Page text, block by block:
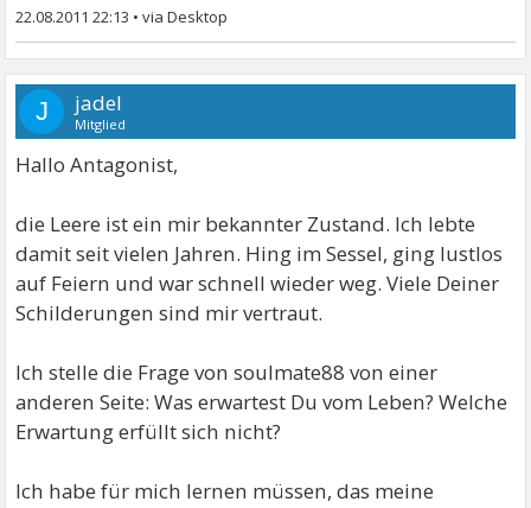
22.08.2011 22:13 •
J jadel
Mitglied
Hallo Antagonist,
die Leere ist ein mir bekannter Zustand. Ich lebte
damit seit vielen Jahren. Hing im Sessel, ging lustlos
auf Feiern und war schnell wieder weg. Viele Deiner
Schilderungen sind mir vertraut.
Ich stelle die Frage von soulmate88 von einer
anderen Seite: Was erwartest Du vom Leben? Welche
Erwartung erfüllt sich nicht?
Ich habe für mich lernen müssen, das meine